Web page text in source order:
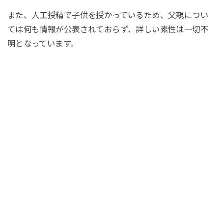
また、人工授精で子供を授かっているため、父親につい
ては何も情報が公表されておらず、詳しい素性は一切不
明となっています。